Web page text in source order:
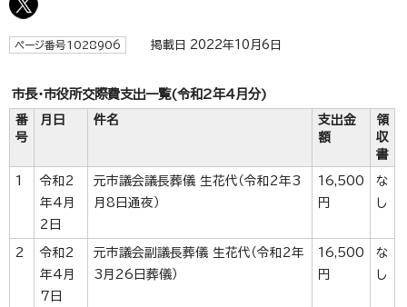
ページ番号1028906 掲載日 2022年10月6日
市長・市役所交際費支出一覧(令和2年4月分)
番
号
月日 件名
支出金
額
領
収
書
1
令和2
年4月
2日
元市議会議長葬儀 生花代（令和2年3
月8日通夜）
16,500
円
な
し
2
令和2
年4月
7日
元市議会副議長葬儀 生花代（令和2年
3月26日葬儀）
16,500
円
な
し